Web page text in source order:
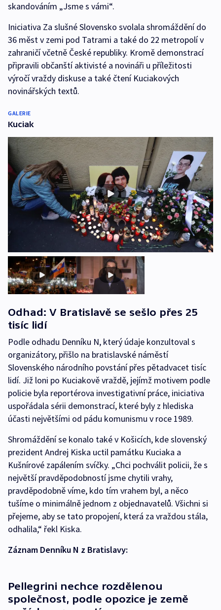
skandováním „Jsme s vámi“.
Iniciativa Za slušné Slovensko svolala shromáždění do
36 měst v zemi pod Tatrami a také do 22 metropolí v
zahraničí včetně České republiky. Kromě demonstrací
připravili občanští aktivisté a novináři u příležitosti
výročí vraždy diskuse a také čtení Kuciakových
novinářských textů.
GALERIE
Kuciak
Odhad: V Bratislavě se sešlo přes 25
tisíc lidí
Podle odhadu Denníku N, který údaje konzultoval s
organizátory, přišlo na bratislavské náměstí
Slovenského národního povstání přes pětadvacet tisíc
lidí. Již loni po Kuciakově vraždě, jejímž motivem podle
policie byla reportérova investigativní práce, iniciativa
uspořádala sérii demonstrací, které byly z hlediska
účasti největšími od pádu komunismu v roce 1989.
Shromáždění se konalo také v Košicích, kde slovenský
prezident Andrej Kiska uctil památku Kuciaka a
Kušnírové zapálením svíčky. „Chci pochválit policii, že s
největší pravděpodobností jsme chytili vrahy,
pravděpodobně víme, kdo tím vrahem byl, a něco
tušíme o minimálně jednom z objednavatelů. Všichni si
přejeme, aby se tato propojení, která za vraždou stála,
odhalila,“ řekl Kiska.
Záznam Denníku N z Bratislavy:
Pellegrini nechce rozdělenou
společnost, podle opozice je země